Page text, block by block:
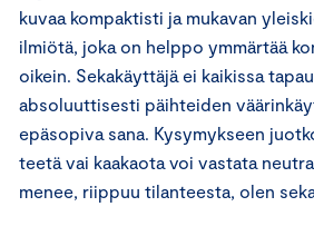
kuvaa kompaktisti ja mukavan
ilmiötä, joka on helppo ymmärtää
oikein. Sekakäyttäjä ei kaikissa
absoluuttisesti päihteiden
epäsopiva sana. Kysymykseen
teetä vai kaakaota voi vastata
menee, riippuu tilanteesta, olen